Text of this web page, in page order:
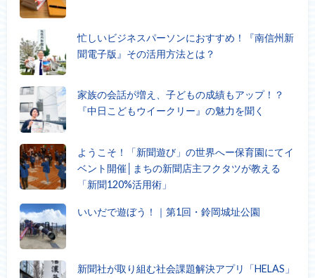
忙しいビジネスパーソンにおすすめ！『南信州新
聞電子版』その活用方法とは？
家族の会話が増え、子どもの成績もアップ！？
『中日こどもウイークリー』の魅力を聞く
ようこそ！「新聞遊び」の世界へー保育園にてイ
ベント開催│まちの新聞店主フクタツが教える
「新聞120%活用術」
いいだで遊ぼう！｜第1回・鈴岡城址公園
新聞社が取り組む社会課題解決アプリ「HELAS」